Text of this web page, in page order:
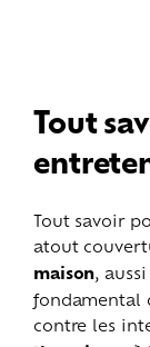
Tout
Tout savoir
atout
maison ,
fondamental
contre les